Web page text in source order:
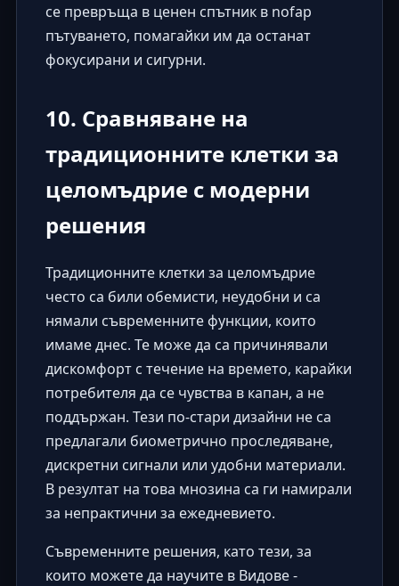
се превръща в ценен спътник в nofap
пътуването, помагайки им да останат
фокусирани и сигурни.
10. Сравняване на
традиционните клетки за
целомъдрие с модерни
решения
Традиционните клетки за целомъдрие
често са били обемисти, неудобни и са
нямали съвременните функции, които
имаме днес. Те може да са причинявали
дискомфорт с течение на времето, карайки
потребителя да се чувства в капан, а не
поддържан. Тези по-стари дизайни не са
предлагали биометрично проследяване,
дискретни сигнали или удобни материали.
В резултат на това мнозина са ги намирали
за непрактични за ежедневието.
Съвременните решения, като тези, за
които можете да научите в Видове -